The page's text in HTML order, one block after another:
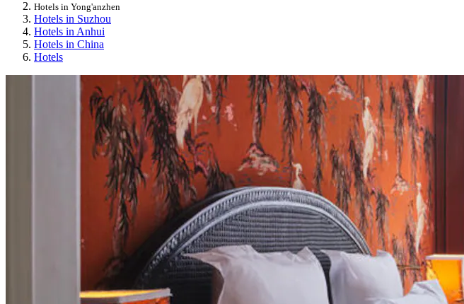
Hotels in Yong'anzhen
Hotels in Suzhou
Hotels in Anhui
Hotels in China
Hotels